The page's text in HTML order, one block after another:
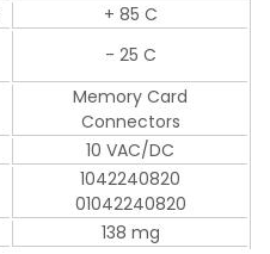
+ 85 C
- 25 C
Memory Card
Connectors
10 VAC/DC
1042240820
01042240820
138 mg